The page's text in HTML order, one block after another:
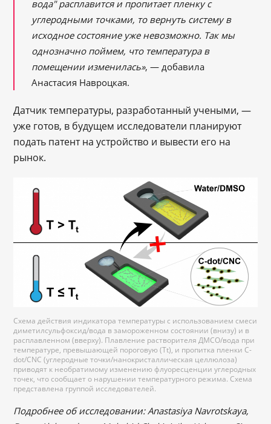
вода" расплавится и пропитает пленку с
углеродными точками, то вернуть систему в
исходное состояние уже невозможно. Так мы
однозначно поймем, что температура в
помещении изменилась», — добавила
Анастасия Навроцкая.
Датчик температуры, разработанный учеными, —
уже готов, в будущем исследователи планируют
подать патент на устройство и вывести его на
рынок.
Схема действия индикатора температуры с использованием смеси
диметилсульфоксид/вода в замороженном состоянии (внизу) и в
расплавленном (вверху). Плавление растворителя ДМСО/вода при
температуре, превышающей пороговую (Tt), и пропитка пленки C-
dot/CNC (углеродные точки/нанокристаллическая целлюлоза)
приводят к необратимому изменению флуоресценции углеродных
точек, что сообщает о нарушении температурного режима. Схема
представлена группой исследователей.
Подробнее об исследовании: Anastasiya Navrotskaya,